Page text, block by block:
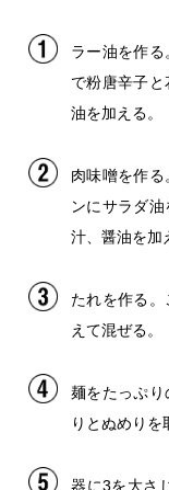
ラー油を作
で粉唐辛子
油を加える。
肉味噌を作
ンにサラダ
汁、醤油を加
たれを作る
えて混ぜる。
麺をたっぷ
りとぬめりを
器に3を大さ